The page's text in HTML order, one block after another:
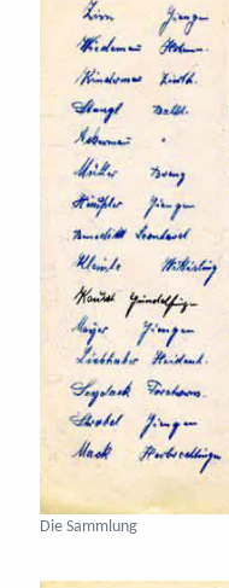
Die Sammlung